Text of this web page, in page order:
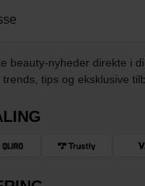
beauty-nyheder direkte i
tips og eksklusive